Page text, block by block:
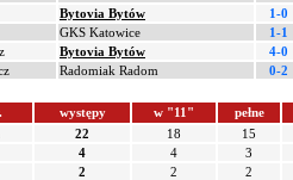
Bytovia Bytów
1-0
GKS Katowice
1-1
Bytovia Bytów
4-0
Radomiak Radom 0-2
występy w "11"
pełne
22 18
15
4 4
3
2 2
2